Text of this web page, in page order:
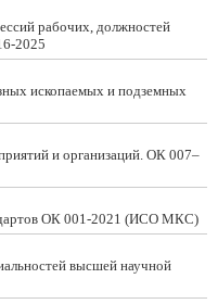
рабочих, должностей
2025
ископаемых и подземных
и организаций. ОК 007–
ОК 001-2021 (ИСО МКС)
высшей научной